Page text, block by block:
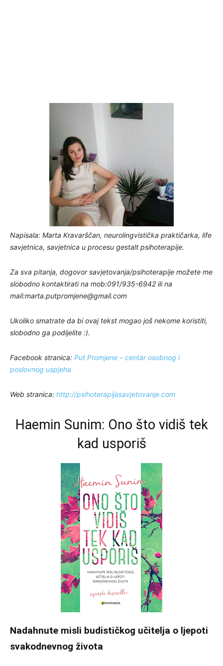
Napisala: Marta Kravarščan, neurolingvistička praktičarka, life
savjetnica, savjetnica u procesu gestalt psihoterapije.
Za sva pitanja, dogovor savjetovanja/psihoterapije možete me
slobodno kontaktirati na mob:091/935-6942 ili na
mail:marta.putpromjene@gmail.com
Ukoliko smatrate da bi ovaj tekst mogao još nekome koristiti,
slobodno ga podijelite :).
Facebook stranica: Put Promjene – centar osobnog i
poslovnog uspjeha
Web stranica: http://psihoterapijasavjetovanje.com
Haemin Sunim: Ono što vidiš tek
kad usporiš
Nadahnute misli budističkog učitelja o ljepoti
svakodnevnog života